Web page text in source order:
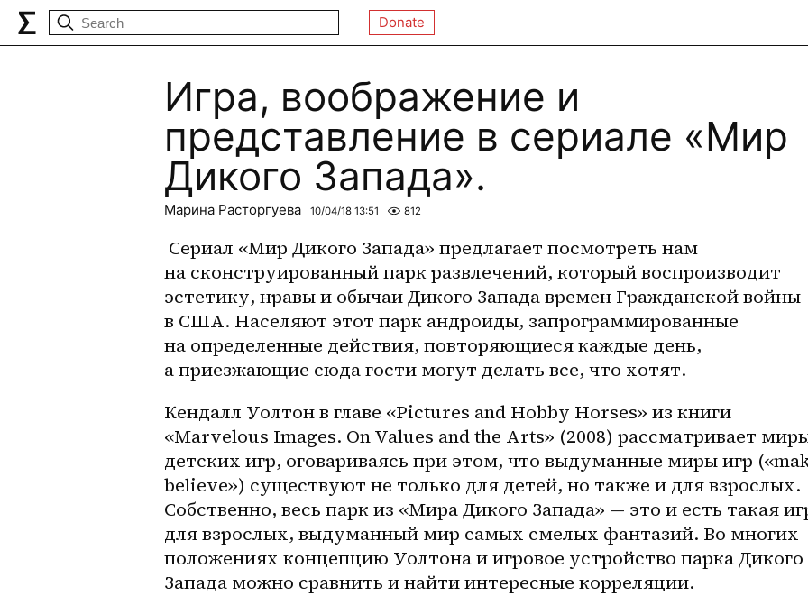
Donate
Игра, воображение и
представление в сериале «Мир
Дикого Запада».
Марина Расторгуева 10/04/18 13:51 812
на сконструированный парк развлечений, который воспроизводит
эстетику, нравы и обычаи Дикого Запада времен Гражданской войны
в США. Населяют этот парк андроиды, запрограммированные
на определенные действия, повторяющиеся каждые день,
а приезжающие сюда гости могут делать все, что хотят.
Кендалл Уолтон в главе «Pictures and Hobby Horses» из книги
«Marvelous Images. On Values and the Arts» (2008) рассматривает
детских игр, оговариваясь при этом, что выдуманные миры игр
believe») существуют не только для детей, но также и для взрослых.
Собственно, весь парк из «Мира Дикого Запада» — это и есть такая
для взрослых, выдуманный мир самых смелых фантазий. Во многих
положениях концепцию Уолтона и игровое устройство парка Дикого
Запада можно сравнить и найти интересные корреляции.